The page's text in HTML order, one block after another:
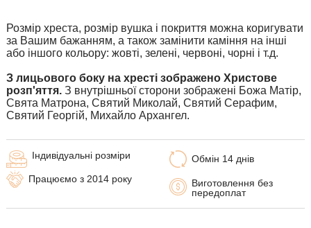
Розмір хреста, розмір вушка і покриття можна коригувати
за Вашим бажанням, а також замінити каміння на інші
або іншого кольору: жовті, зелені, червоні, чорні і т.д.
З лицьового боку на хресті зображено Христове
розп'яття. З внутрішньої сторони зображені Божа Матір,
Свята Матрона, Святий Миколай, Святий Серафим,
Святий Георгій, Михайло Архангел.
Обмін 14 днів
Виготовлення без
передоплат
Індивідуальні розміри
Працюємо з 2014 року